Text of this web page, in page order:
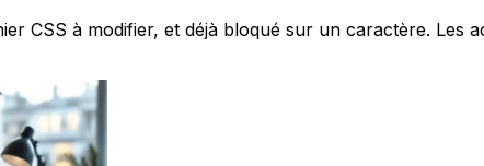
CSS à modifier, et déjà bloqué sur un caractère. Les